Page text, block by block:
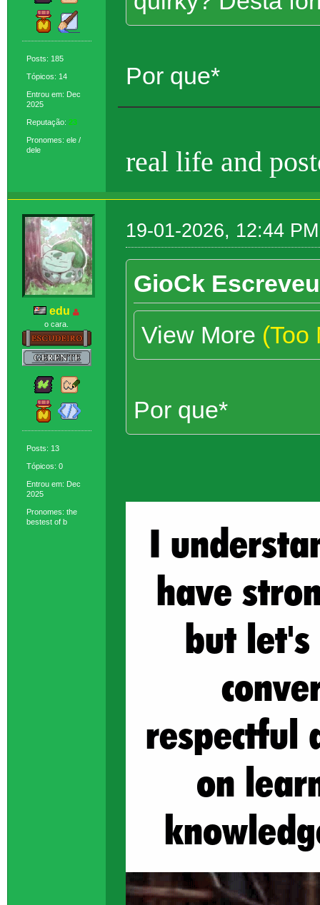
Posts: 185
Tópicos: 14
Entrou em: Dec
2025
Reputação: 23
Pronomes: ele /
dele
Por que*
real life and
edu
o cara.
Posts: 13
Tópicos: 0
Entrou em: Dec
2025
Pronomes: the
bestest of b
19-01-2026, 12:44 PM
GioCk
View More (Too
Por que*